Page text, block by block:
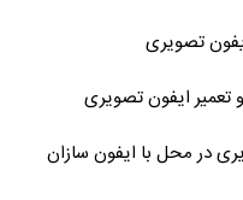
تصویری
تعمیر ایفون تصویری
در محل با ایفون سازان